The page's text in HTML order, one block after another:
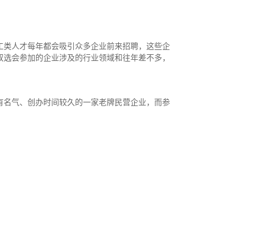
人才每年都会吸引众多企业前来招聘，这些企
会参加的企业涉及的行业领域和往年差不多，
气、创办时间较久的一家老牌民营企业，而参